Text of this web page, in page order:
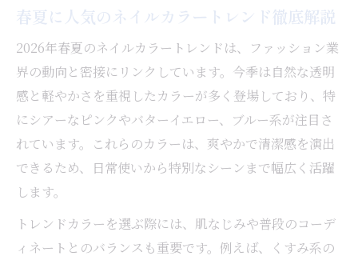
春夏に人気のネイルカラートレンド徹底解説
2026年春夏のネイルカラートレンドは、ファッション業
界の動向と密接にリンクしています。今季は自然な透明
感と軽やかさを重視したカラーが多く登場しており、特
にシアーなピンクやバターイエロー、ブルー系が注目さ
れています。これらのカラーは、爽やかで清潔感を演出
できるため、日常使いから特別なシーンまで幅広く活躍
します。
トレンドカラーを選ぶ際には、肌なじみや普段のコーデ
ィネートとのバランスも重要です。例えば、くすみ系の